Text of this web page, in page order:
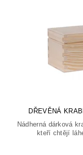
DŘEVĚNÁ
Nádherná dárková
kteří chtějí